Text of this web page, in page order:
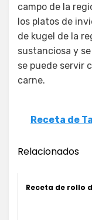
campo de la
los platos de
de kugel de la
sustanciosa y
se puede servir
carne.
Receta de
Relacionados
Receta de rollo